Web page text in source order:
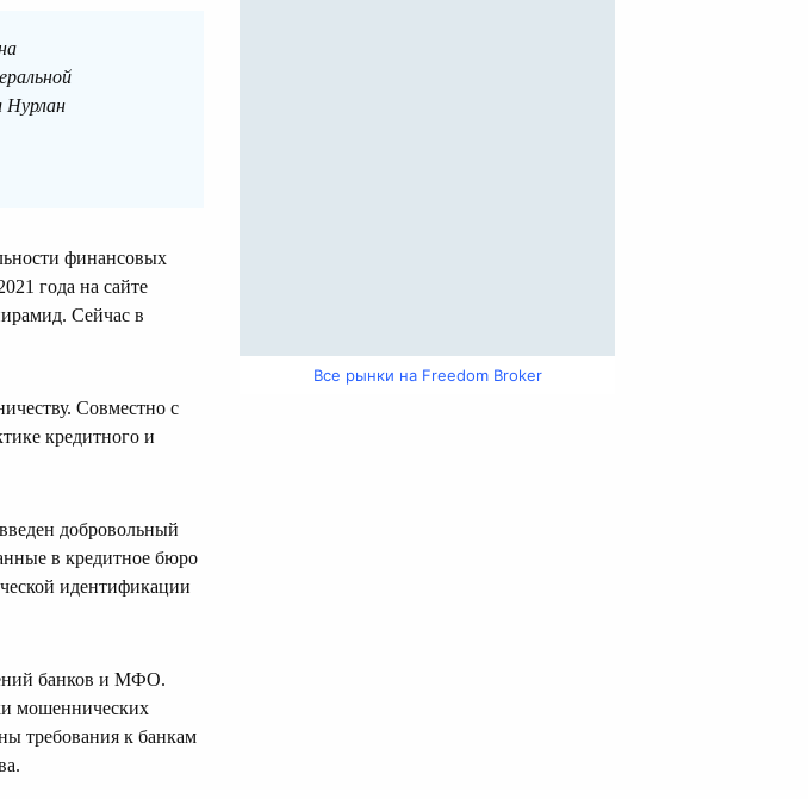
финансовых
года на сайте
Сейчас в
Совместно с
кредитного и
добровольный
в кредитное бюро
идентификации
банков и МФО.
мошеннических
требования к банкам
Все рынки на Freedom Broker